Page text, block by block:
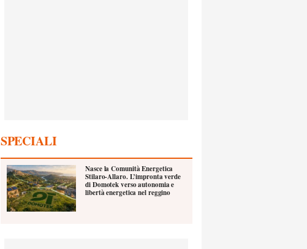
SPECIALI
Nasce la Comunità Energetica
Stilaro-Allaro. L’impronta verde
di Domotek verso autonomia e
libertà energetica nel reggino